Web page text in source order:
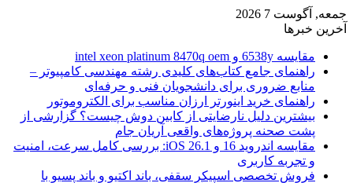
جمعه, آگوست 7 2026
آخرین خبرها
مقایسه 6538y و intel xeon platinum 8470q oem
راهنمای جامع کتاب‌های کلیدی رشته مهندسی کامپیوتر –
منابع ضروری برای دانشجویان فنی و حرفه‌ای
راهنمای خرید اینورتر ارزان مناسب برای الکتروموتور
بیشترین دلیل نارضایتی از کابین دوش چیست؟ گزارشی از
پشت صحنه پروژه‌های واقعی آریان جام
مقایسه اندروید 16 و iOS 26.1: بررسی کامل سرعت، امنیت
و تجربه کاربری
فروش تخصصی اسپیکر سقفی، باند اکتیو و باند پسیو با